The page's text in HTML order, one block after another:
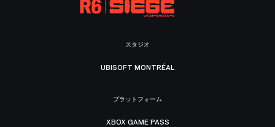
スタジオ
UBISOFT MONTRÉAL
プラットフォーム
XBOX GAME PASS